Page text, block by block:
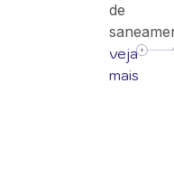
de
veja
mais